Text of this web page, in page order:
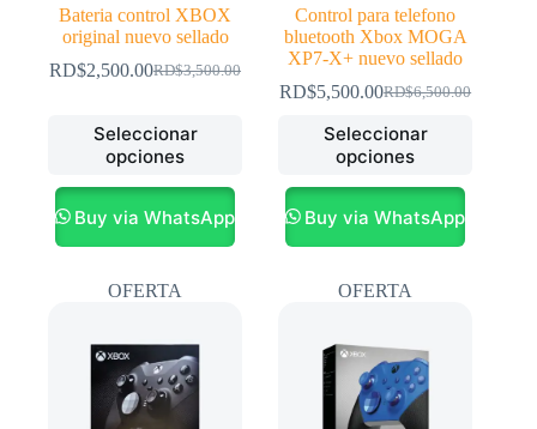
Bateria control XBOX
original nuevo sellado
RD$3,500.00
El
original
era:
RD$3,500.00.
RD$2,500.00El
actual
es:
RD$2,500.00.
Seleccionar
opciones
Este
producto
tiene
múltiples
variantes.
opciones
pueden
en
la
página
de
Buy via WhatsApp
Control para telefono
bluetooth Xbox MOGA
XP7-X+ nuevo sellado
RD$6,500.00
El
precio
original
era:
RD$6,500.00.
RD$5,500.00El
precio
actual
es:
RD$5,500.00.
Seleccionar
opciones
Este
producto
tiene
múltiples
variantes.
opciones
pueden
la
página
de
Buy via WhatsApp
OFERTA OFERTA